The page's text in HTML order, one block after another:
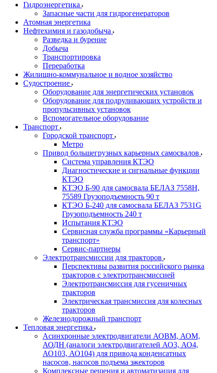
Гидроэнергетика
Запасные части для гидрогенераторов
Атомная энергетика
Нефтехимия и газодобыча
Разведка и бурение
Добыча
Транспортировка
Переработка
Жилищно-коммунальное и водное хозяйство
Судостроение
Оборудование для энергетических установок
Оборудование для подруливающих устройств и
пропульсивных установок
Вспомогательное оборудование
Транспорт
Городской транспорт
Метро
Привод большегрузных карьерных самосвалов
Система управления КТЭО
Диагностические и сигнальные функции
КТЭО
КТЭО Б-90 для самосвала БЕЛАЗ 7558H,
75589 Грузоподъемность 90 т
КТЭО Б-240 для самосвала БЕЛАЗ 7531G
Грузоподъемность 240 т
Испытания КТЭО
Сервисная служба программы «Карьерный
транспорт»
Сервис-партнеры
Электротрансмиссии для тракторов
Перспективы развития российского рынка
тракторов с электротрансмиссией
Электротрансмиссия для гусеничных
тракторов
Электрическая трансмиссия для колесных
тракторов
Железнодорожный транспорт
Тепловая энергетика
Асинхронные электродвигатели АОВМ, АОМ,
АОДН (аналоги электродвигателей АО3, АО4,
АО103, АО104) для привода конденсатных
насосов, насосов подъема эжекторов
Комплексные решения и автоматизация для